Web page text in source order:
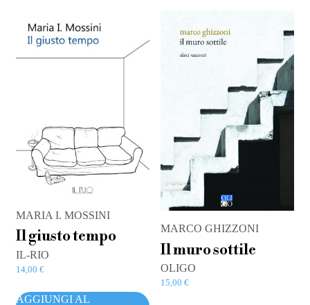
MARIA I. MOSSINI
Il giusto tempo
IL-RIO
14,00 €
AGGIUNGI AL
MARCO GHIZZONI
Il muro sottile
OLIGO
15,00€